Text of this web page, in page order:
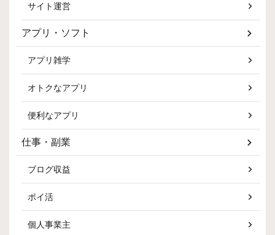
サイト運営
アプリ・ソフト
アプリ雑学
オトクなアプリ
便利なアプリ
仕事・副業
ブログ収益
ポイ活
個人事業主